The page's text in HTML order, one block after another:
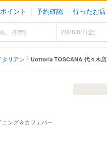
イント 予約確認 行ったお店
タリアン Uottoria TOSCANA 代々木店
ニング＆カフェバー